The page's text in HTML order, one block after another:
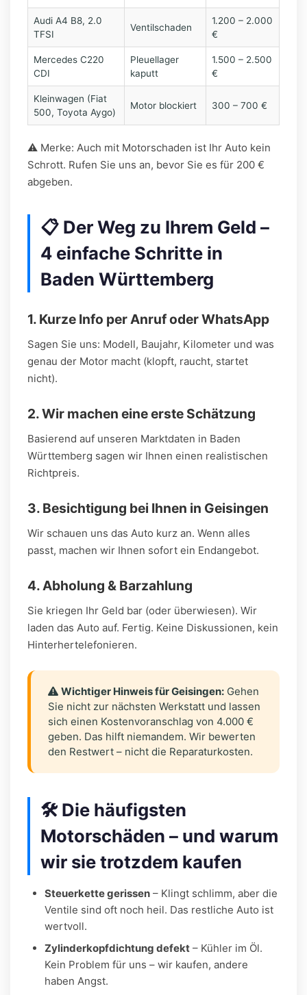
Audi A4 B8, 2.0
TFSI
Ventilschaden
1.200 – 2.000
€
Mercedes C220
CDI
Pleuellager
kaputt
1.500 – 2.500
€
Kleinwagen (Fiat
500, Toyota Aygo)
Motor blockiert 300 – 700 €
⚠️ Merke: Auch mit Motorschaden ist Ihr Auto kein
Schrott. Rufen Sie uns an, bevor Sie es für 200 €
abgeben.
📋 Der Weg zu Ihrem Geld –
4 einfache Schritte in
Baden Württemberg
1. Kurze Info per Anruf oder WhatsApp
Sagen Sie uns: Modell, Baujahr, Kilometer und was
genau der Motor macht (klopft, raucht, startet
nicht).
2. Wir machen eine erste Schätzung
Basierend auf unseren Marktdaten in Baden
Württemberg sagen wir Ihnen einen realistischen
Richtpreis.
3. Besichtigung bei Ihnen in Geisingen
Wir schauen uns das Auto kurz an. Wenn alles
passt, machen wir Ihnen sofort ein Endangebot.
4. Abholung & Barzahlung
Sie kriegen Ihr Geld bar (oder überwiesen). Wir
laden das Auto auf. Fertig. Keine Diskussionen, kein
Hinterhertelefonieren.
Wichtiger Hinweis für Geisingen: Gehen
Sie nicht zur nächsten Werkstatt und lassen
sich einen Kostenvoranschlag von 4.000 €
geben. Das hilft niemandem. Wir bewerten
den Restwert – nicht die Reparaturkosten.
🛠️ Die häufigsten
Motorschäden – und warum
wir sie trotzdem kaufen
Steuerkette gerissen – Klingt schlimm, aber die
Ventile sind oft noch heil. Das restliche Auto ist
wertvoll.
Zylinderkopfdichtung defekt – Kühler im Öl.
Kein Problem für uns – wir kaufen, andere
haben Angst.